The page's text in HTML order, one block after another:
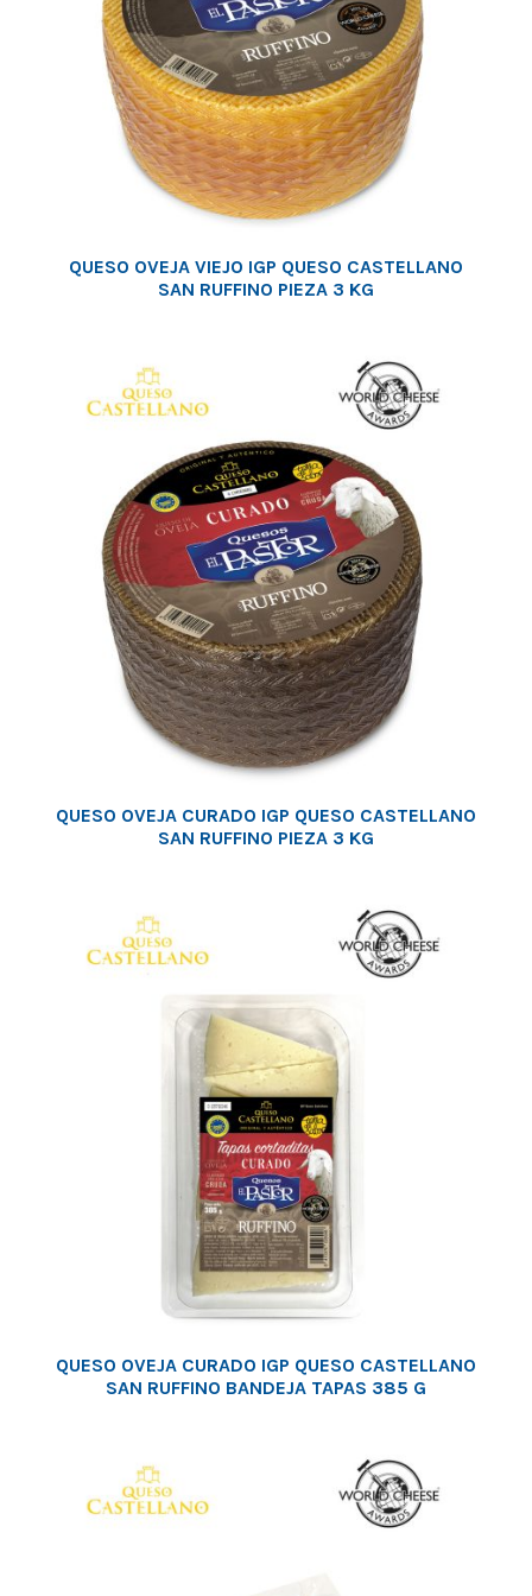
QUESO OVEJA VIEJO IGP QUESO CASTELLANO
SAN RUFFINO PIEZA 3 KG
QUESO OVEJA CURADO IGP QUESO CASTELLANO
SAN RUFFINO PIEZA 3 KG
QUESO OVEJA CURADO IGP QUESO CASTELLANO
SAN RUFFINO BANDEJA TAPAS 385 G